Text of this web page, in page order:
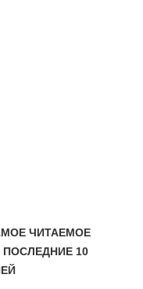
ЧИТАЕМОЕ
ПОСЛЕДНИЕ 10